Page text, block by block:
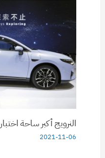
النرويج أكبر ساحة
2021-11-06